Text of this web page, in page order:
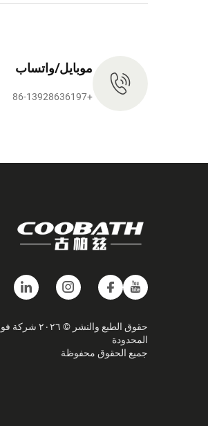
موبايل/واتساب
+86-13928636197
حقوق الطبع
المحدودة
جميع الحقوق محفوظة